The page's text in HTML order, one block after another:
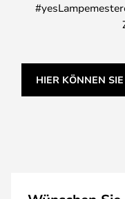
HIER KÖNNEN